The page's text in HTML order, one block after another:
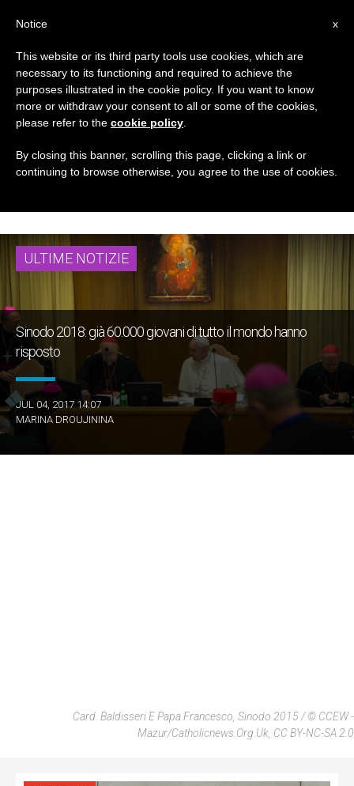
TAG
Posts Tagged
‘cardinale Lorenzo
Baldisseri’
ULTIME NOTIZIE
Sinodo 2018: già 60.000 giovani di tutto il mondo hanno
risposto
JUL 04, 2017 14:07
MARINA DROUJININA
Card. Baldisseri E Papa Francesco, Sinodo 2015 / © CCEW -
Mazur/Catholicnews.Org.Uk, CC BY-NC-SA 2.0
x
Notice
This website or its third party tools use cookies, which are
necessary to its functioning and required to achieve the
purposes illustrated in the cookie policy. If you want to know
more or withdraw your consent to all or some of the cookies,
please refer to the cookie policy
By closing this banner, scrolling this page, clicking a link or
continuing to browse otherwise, you agree to the use of cookies.